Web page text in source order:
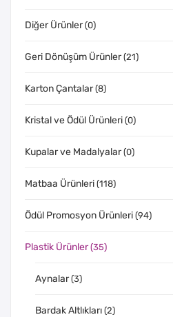
Diğer Ürünler (0)
Geri Dönüşüm Ürünler (21)
Karton Çantalar (8)
Kristal ve Ödül Ürünleri (0)
Kupalar ve Madalyalar (0)
Matbaa Ürünleri (118)
Ödül Promosyon Ürünleri (94)
Plastik Ürünler (35)
Aynalar (3)
Bardak Altlıkları (2)